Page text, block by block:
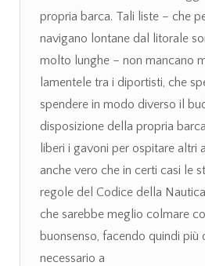
propria barca. Tali liste – che
navigano lontane dal litorale
molto lunghe – non mancano
lamentele tra i diportisti, che
spendere in modo diverso il
disposizione della propria
liberi i gavoni per ospitare altri
anche vero che in certi casi le
regole del Codice della
che sarebbe meglio colmare
buonsenso, facendo quindi più
necessario a